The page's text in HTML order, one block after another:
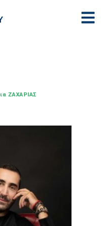
ΖΑΧΑΡΙΑΣ